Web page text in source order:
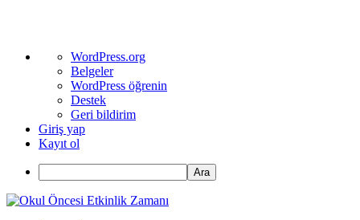
WordPress
hakkında
WordPress.org
Belgeler
WordPress öğrenin
Destek
Geri bildirim
Giriş yap
Kayıt ol
Ara